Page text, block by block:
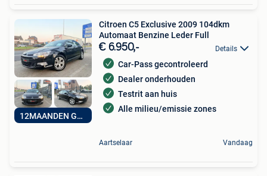
12MAANDEN GARANTIE
Citroen C5 Exclusive 2009 104dkm
Automaat Benzine Leder Full
€ 6.950,- Details
Car-Pass gecontroleerd
Dealer onderhouden
Testrit aan huis
Alle milieu/emissie zones
Aartselaar Vandaag